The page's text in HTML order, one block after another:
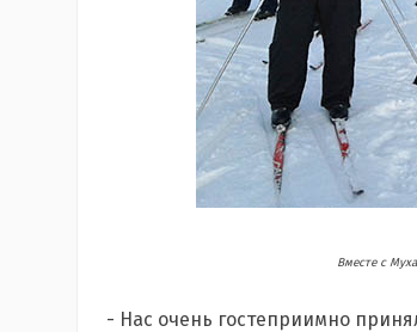
Вместе с
- Нас очень гостеприимно